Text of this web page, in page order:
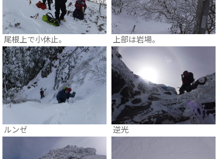
尾根上で小休止。 上部は岩場。
ルンゼ 逆光